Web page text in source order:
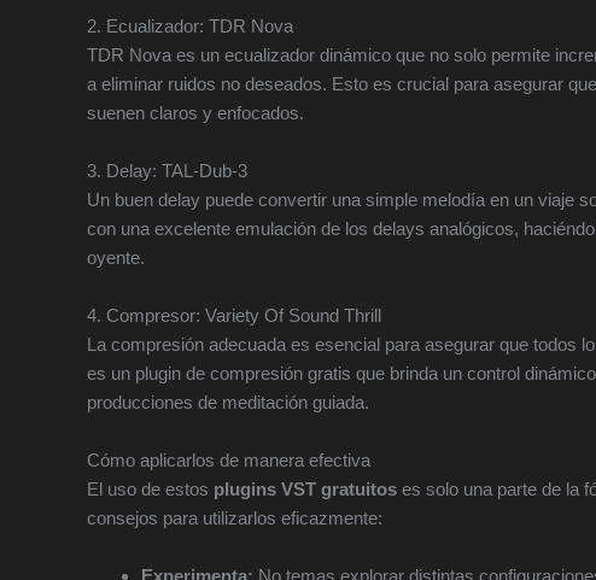
2. Ecualizador: TDR Nova
TDR Nova es un ecualizador dinámico que no solo permite
a eliminar ruidos no deseados. Esto es crucial para asegurar
suenen claros y enfocados.
3. Delay: TAL-Dub-3
Un buen delay puede convertir una simple melodía en un viaje
con una excelente emulación de los delays analógicos,
oyente.
4. Compresor: Variety Of Sound Thrill
La compresión adecuada es esencial para asegurar que todos
es un plugin de compresión gratis que brinda un control
producciones de meditación guiada.
Cómo aplicarlos de manera efectiva
El uso de estos plugins VST gratuitos es solo una parte de la
consejos para utilizarlos eficazmente: